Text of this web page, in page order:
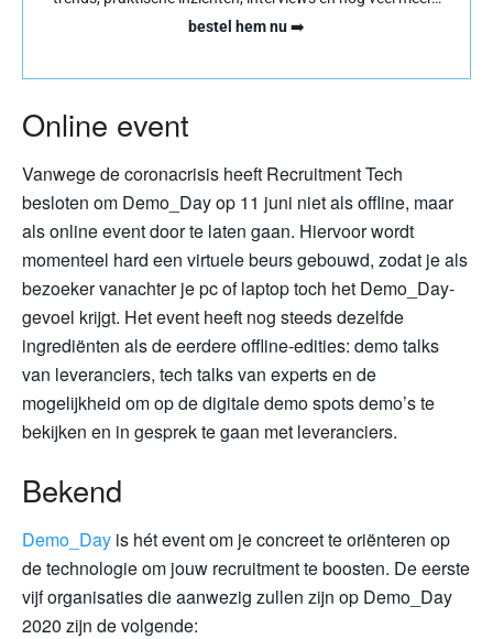
bestel hem nu➡️
Online event
Vanwege de coronacrisis heeft Recruitment Tech
besloten om Demo_Day op 11 juni niet als offline, maar
als online event door te laten gaan. Hiervoor wordt
momenteel hard een virtuele beurs gebouwd, zodat je als
bezoeker vanachter je pc of laptop toch het Demo_Day-
gevoel krijgt. Het event heeft nog steeds dezelfde
ingrediënten als de eerdere offline-edities: demo talks
van leveranciers, tech talks van experts en de
mogelijkheid om op de digitale demo spots demo’s te
bekijken en in gesprek te gaan met leveranciers.
Bekend
Demo_Day is hét event om je concreet te oriënteren op
de technologie om jouw recruitment te boosten. De eerste
vijf organisaties die aanwezig zullen zijn op Demo_Day
2020 zijn de volgende: